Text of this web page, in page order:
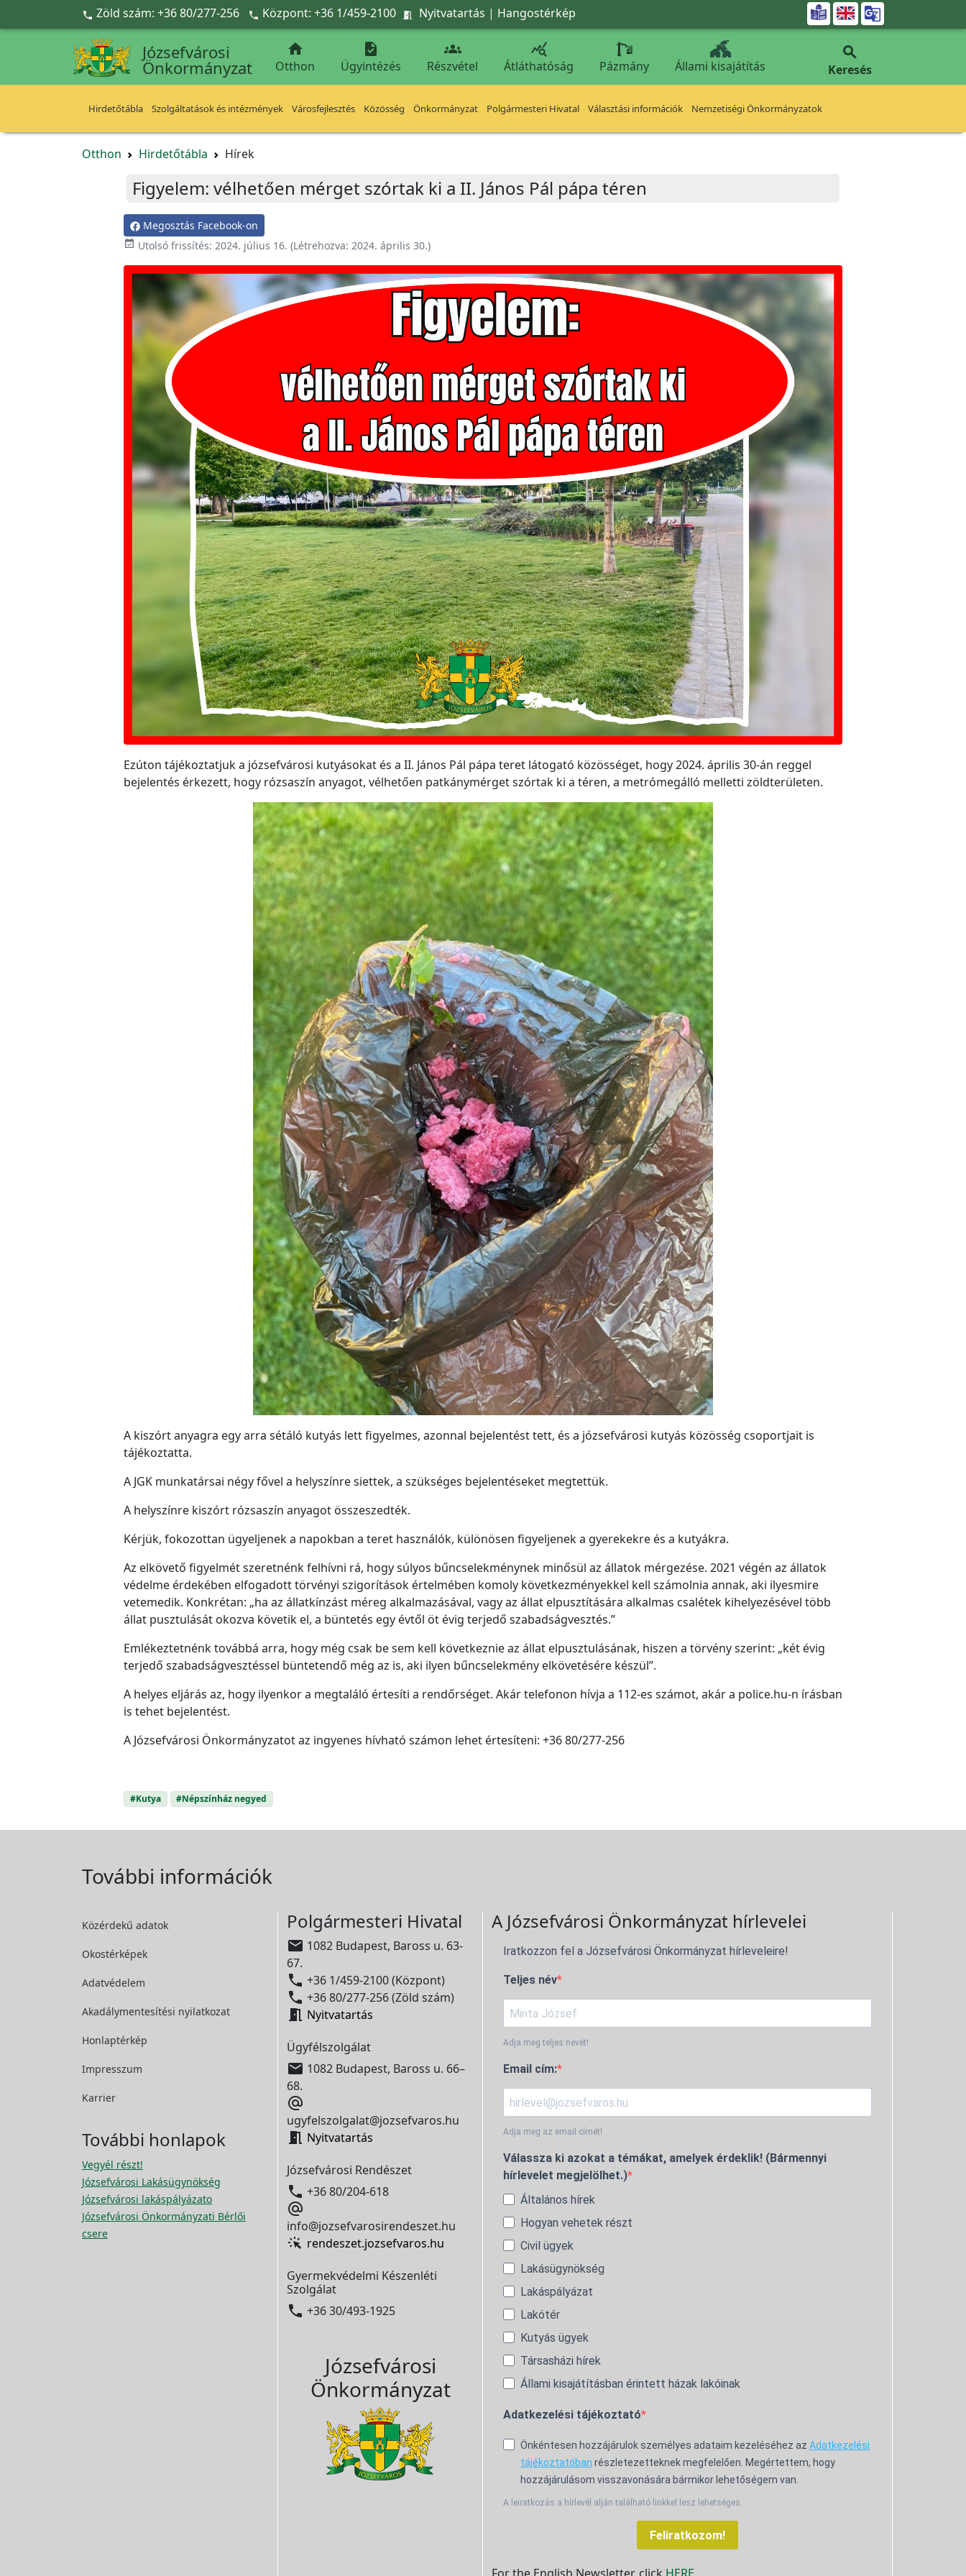
Ugrás a fő tartalomra
 Zöld szám: +36 80/277-256  Központ: +36 1/459-2100  Nyitvatartás | Hangostérkép 
Józsefvárosi
Önkormányzat

Otthon

Ügyintézés

Részvétel

Átláthatóság Pázmány Állami kisajátítás

Keresés
Hirdetőtábla Szolgáltatások és intézmények Városfejlesztés Közösség Önkormányzat Polgármesteri Hivatal Választási információk Nemzetiségi Önkormányzatok
Otthon Hirdetőtábla Hírek
Figyelem: vélhetően mérget szórtak ki a II. János Pál pápa téren
Megosztás Facebook-on
 Utolsó frissítés: 2024. július 16. (Létrehozva: 2024. április 30.)
Ezúton tájékoztatjuk a józsefvárosi kutyásokat és a II. János Pál pápa teret látogató közösséget, hogy 2024. április 30-án reggel
bejelentés érkezett, hogy rózsaszín anyagot, vélhetően patkánymérget szórtak ki a téren, a metrómegálló melletti zöldterületen.
A kiszórt anyagra egy arra sétáló kutyás lett figyelmes, azonnal bejelentést tett, és a józsefvárosi kutyás közösség csoportjait is
tájékoztatta.
A JGK munkatársai négy fővel a helyszínre siettek, a szükséges bejelentéseket megtettük.
A helyszínre kiszórt rózsaszín anyagot összeszedték.
Kérjük, fokozottan ügyeljenek a napokban a teret használók, különösen figyeljenek a gyerekekre és a kutyákra.
Az elkövető figyelmét szeretnénk felhívni rá, hogy súlyos bűncselekménynek minősül az állatok mérgezése. 2021 végén az állatok
védelme érdekében elfogadott törvényi szigorítások értelmében komoly következményekkel kell számolnia annak, aki ilyesmire
vetemedik. Konkrétan: „ha az állatkínzást méreg alkalmazásával, vagy az állat elpusztítására alkalmas csalétek kihelyezésével több
állat pusztulását okozva követik el, a büntetés egy évtől öt évig terjedő szabadságvesztés.”
Emlékeztetnénk továbbá arra, hogy még csak be sem kell következnie az állat elpusztulásának, hiszen a törvény szerint: „két évig
terjedő szabadságvesztéssel büntetendő még az is, aki ilyen bűncselekmény elkövetésére készül”.
A helyes eljárás az, hogy ilyenkor a megtaláló értesíti a rendőrséget. Akár telefonon hívja a 112-es számot, akár a police.hu-n írásban
is tehet bejelentést.
A Józsefvárosi Önkormányzatot az ingyenes hívható számon lehet értesíteni: +36 80/277-256
#Kutya #Népszínház negyed
További információk
Közérdekű adatok
Okostérképek
Adatvédelem
Akadálymentesítési nyilatkozat
Honlaptérkép
Impresszum
Karrier
További honlapok
Vegyél részt!
Józsefvárosi Lakásügynökség
Józsefvárosi lakáspályázato
Józsefvárosi Önkormányzati Bérlői
csere
Polgármesteri Hivatal
 1082 Budapest, Baross u. 63-
67.
 +36 1/459-2100 (Központ)
 +36 80/277-256 (Zöld szám)
 Nyitvatartás
Ügyfélszolgálat
 1082 Budapest, Baross u. 66–
68.

ugyfelszolgalat@jozsefvaros.hu
 Nyitvatartás
Józsefvárosi Rendészet
 +36 80/204-618

info@jozsefvarosirendeszet.hu
rendeszet.jozsefvaros.hu
Gyermekvédelmi Készenléti
Szolgálat
 +36 30/493-1925
Józsefvárosi
Önkormányzat
A Józsefvárosi Önkormányzat hírlevelei
Iratkozzon fel a Józsefvárosi Önkormányzat hírleveleire!
Teljes név
Adja meg teljes nevét!
Email cím:
Adja meg az email címét!
Válassza ki azokat a témákat, amelyek érdeklik! (Bármennyi
hírlevelet megjelölhet.)
Általános hírek
Hogyan vehetek részt
Civil ügyek
Lakásügynökség
Lakáspályázat
Lakótér
Kutyás ügyek
Társasházi hírek
Állami kisajátításban érintett házak lakóinak
Adatkezelési tájékoztató
Önkéntesen hozzájárulok személyes adataim kezeléséhez az Adatkezelési
tájékoztatóban részletezetteknek megfelelően. Megértettem, hogy
hozzájárulásom visszavonására bármikor lehetőségem van.
A leiratkozás a hírlevél alján található linkkel lesz lehetséges.
Feliratkozom!